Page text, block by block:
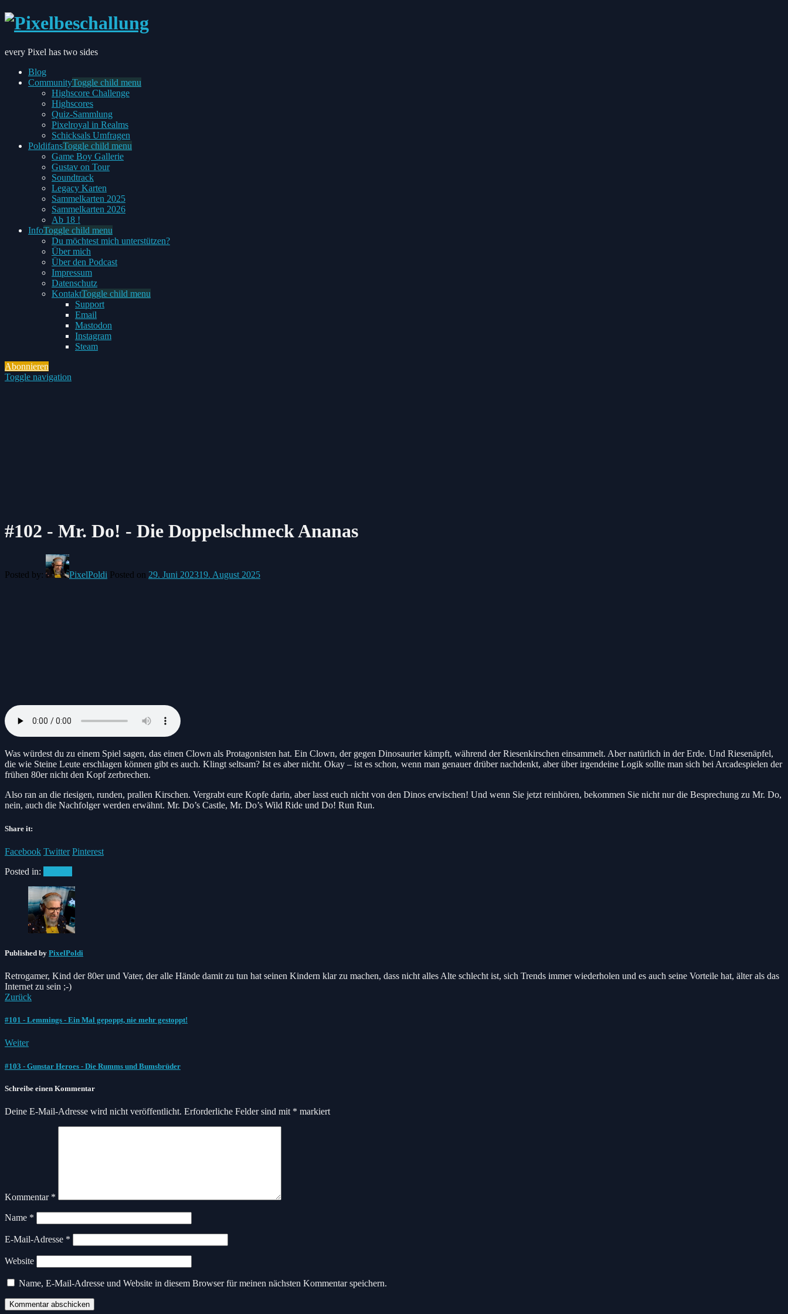
every Pixel has two sides
Blog
CommunityToggle child menu
Highscore Challenge
Highscores
Quiz-Sammlung
Pixelroyal in Realms
Schicksals Umfragen
PoldifansToggle child menu
Game Boy Gallerie
Gustav on Tour
Soundtrack
Legacy Karten
Sammelkarten 2025
Sammelkarten 2026
Ab 18 !
InfoToggle child menu
Du möchtest mich unterstützen?
Über mich
Über den Podcast
Impressum
Datenschutz
KontaktToggle child menu
Support
Email
Mastodon
Instagram
Steam
Abonnieren
Toggle navigation
#102 - Mr. Do! - Die Doppelschmeck Ananas
Posted by: PixelPoldi Posted on 29. Juni 202319. August 2025
Was würdest du zu einem Spiel sagen, das einen Clown als Protagonisten hat. Ein Clown, der gegen Dinosaurier kämpft, während der Riesenkirschen einsammelt. Aber natürlich in der Erde. Und Riesenäpfel,
die wie Steine Leute erschlagen können gibt es auch. Klingt seltsam? Ist es aber nicht. Okay – ist es schon, wenn man genauer drüber nachdenkt, aber über irgendeine Logik sollte man sich bei Arcadespielen der
frühen 80er nicht den Kopf zerbrechen.
Also ran an die riesigen, runden, prallen Kirschen. Vergrabt eure Kopfe darin, aber lasst euch nicht von den Dinos erwischen! Und wenn Sie jetzt reinhören, bekommen Sie nicht nur die Besprechung zu Mr. Do,
nein, auch die Nachfolger werden erwähnt. Mr. Do’s Castle, Mr. Do’s Wild Ride und Do! Run Run.
Share it:
Facebook Twitter Pinterest
Posted in:
Published by PixelPoldi
Retrogamer, Kind der 80er und Vater, der alle Hände damit zu tun hat seinen Kindern klar zu machen, dass nicht alles Alte schlecht ist, sich Trends immer wiederholen und es auch seine Vorteile hat, älter als das
Internet zu sein ;-)
Zurück
#101 - Lemmings - Ein Mal gepoppt, nie mehr gestoppt!
Weiter
#103 - Gunstar Heroes - Die Rumms und Bumsbrüder
Schreibe einen Kommentar
Deine E-Mail-Adresse wird nicht veröffentlicht. Erforderliche Felder sind mit * markiert
Kommentar *
Name *
E-Mail-Adresse *
Website
Name, E-Mail-Adresse und Website in diesem Browser für meinen nächsten Kommentar speichern.